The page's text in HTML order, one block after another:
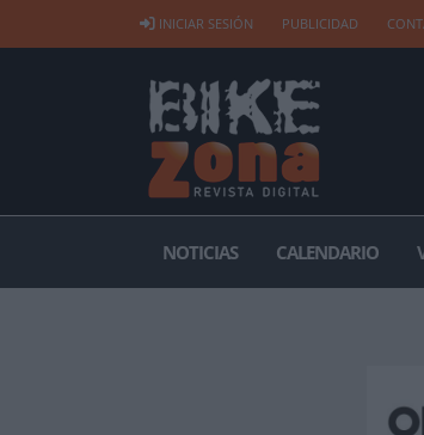
INICIAR SESIÓN PUBLICIDAD
NOTICIAS CALENDARIO